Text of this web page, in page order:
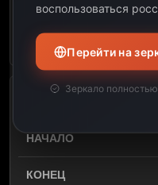
воспользоваться
Перейти на
Зеркало